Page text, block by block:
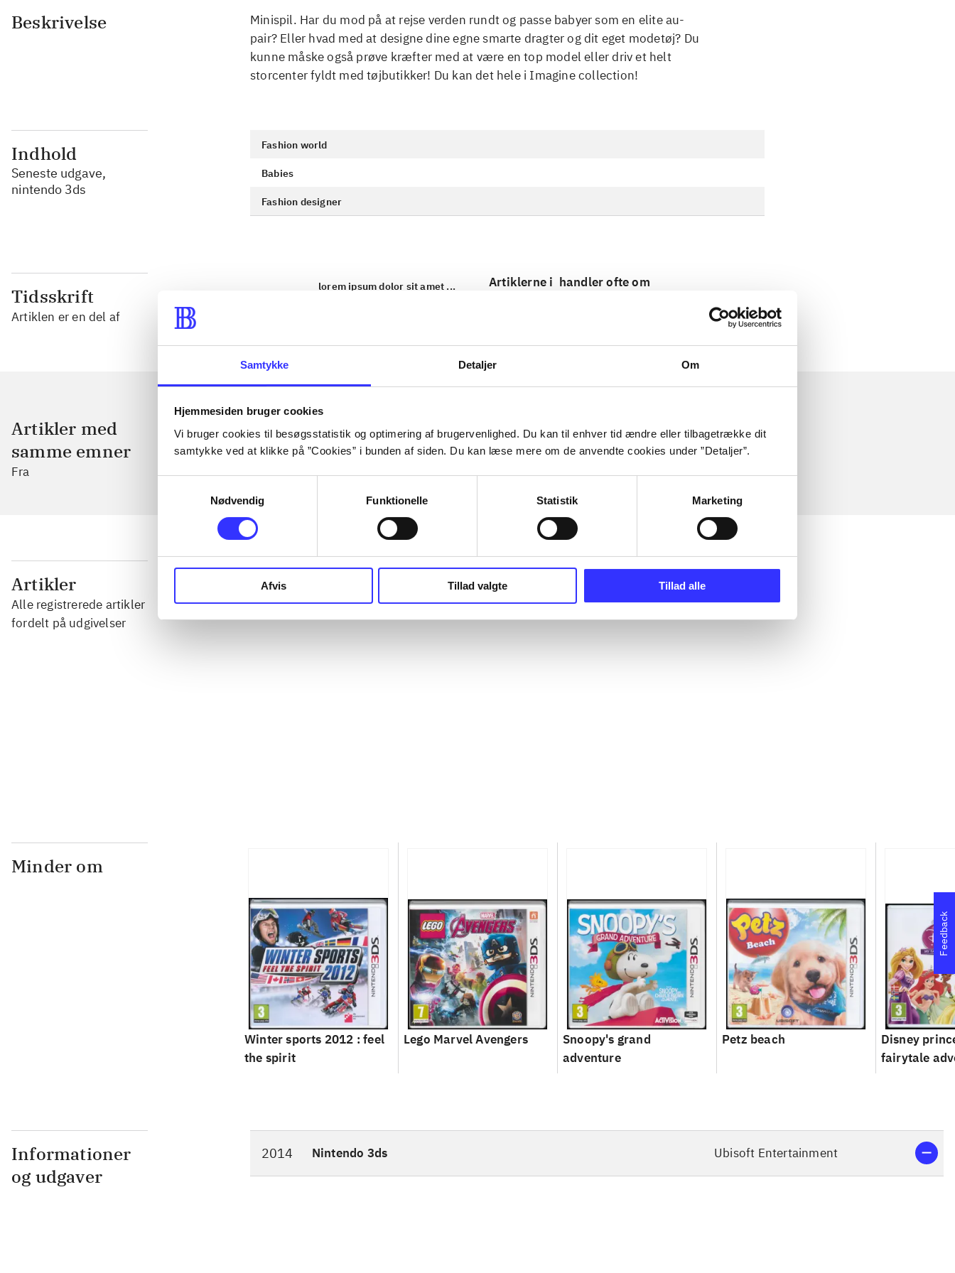
Samtykke Detaljer Om
Hjemmesiden bruger cookies
Vi bruger cookies til besøgsstatistik og optimering af brugervenlighed. Du kan til enhver tid ændre eller tilbagetrække dit
samtykke ved at klikke på ”Cookies” i bunden af siden. Du kan læse mere om de anvendte cookies under ”Detaljer”.
Nødvendig
Funktionelle Statistik Marketing
Afvis Tillad valgte Tillad alle
Beskrivelse
Minispil. Har du mod på at rejse verden rundt og passe babyer som en elite au-
pair? Eller hvad med at designe dine egne smarte dragter og dit eget modetøj? Du
kunne måske også prøve kræfter med at være en top model eller driv et helt
storcenter fyldt med tøjbutikker! Du kan det hele i Imagine collection!
Indhold
Seneste udgave,
nintendo 3ds
Fashion world
Babies
Fashion designer
Tidsskrift
Artiklen er en del af
lorem ipsum dolor sit amet ...
Artiklerne i handler ofte om
Artikler med
samme emner
Fra
Artikler
Alle registrerede artikler
fordelt på udgivelser
...
Minder om
Winter sports 2012 : feel
the spirit
Lego Marvel Avengers
Snoopy's grand
adventure
Petz beach
Disney
fairytale
Informationer
og udgaver
2014 Nintendo 3ds Ubisoft Entertainment
Feedback